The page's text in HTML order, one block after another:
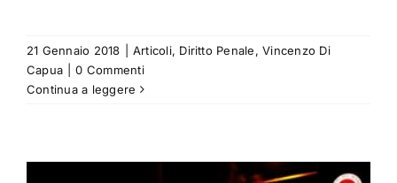
21 Gennaio 2018 Articoli, Diritto Penale,Vincenzo Di
Capua
0 Commenti
Continua a leggere